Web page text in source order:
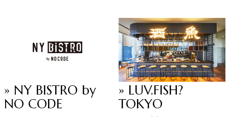
» NY BISTRO by
NO CODE
» LUV.FISH?
TOKYO